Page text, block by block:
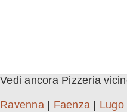
Vedi ancora Pizzeria
Ravenna| Faenza Lugo|